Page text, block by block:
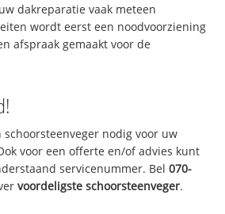
dakreparatie vaak meteen
wordt eerst een noodvoorziening
afspraak gemaakt voor de
nodig voor uw
voor een offerte en/of advies kunt
servicenummer. Bel070-
voordeligste schoorsteenveger.